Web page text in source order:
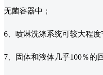
无菌容器中；
6、喷淋洗涤系统可较大程
7、固体和液体几乎100％的